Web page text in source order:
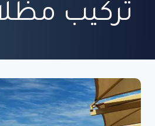
تركيب